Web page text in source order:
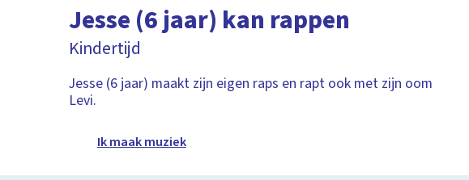
Jesse (6 jaar) kan rappen
Kindertijd
Jesse (6 jaar) maakt zijn eigen raps en rapt ook met zijn oom
Levi.
Ik maak muziek